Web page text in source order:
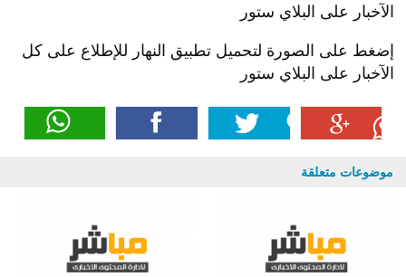
الآخبار على البلاي ستور
إضغط على الصورة لتحميل تطبيق النهار للإطلاع على كل
الآخبار على البلاي ستور
موضوعات متعلقة